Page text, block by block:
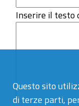
Questo sito
di terze parti,
Inserire il testo